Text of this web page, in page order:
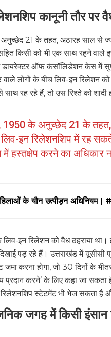
कानूनी तौर पर
21 के तहत, अठारह साल से
किसी को भी एक साथ रहने
ऑफ कंसॉलिडेशन केस में
वाले लोगों के बीच लिव-इन रिलेशन
रह रहे हैं, तो उस रिश्ते को शादी
1950 के अनुच्छेद 21 के तहत,
इन रिलेशनशिप में रह
हस्तक्षेप करने का अधिकार
के यौन उत्पीड़न
इन रिलेशन को वैध ठहराया
पड़ रहे हैं। उत्तराखंड में
करना होगा, जो 30 दिनों के
प्रदान करने’ के लिए कहा जा
स्टेटमेंट भी भेज सकता है
जगह में किसी इंसान